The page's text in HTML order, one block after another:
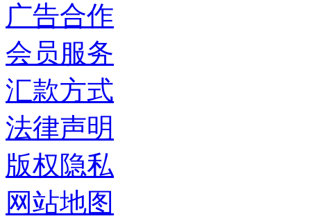
广告合作
会员服务
汇款方式
法律声明
版权隐私
网站地图